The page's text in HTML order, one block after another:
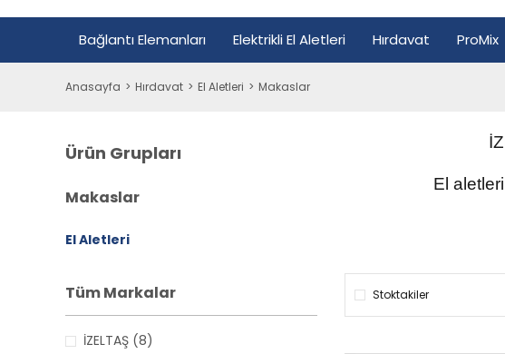
Bağlantı Elemanları Elektrikli El Aletleri Hırdavat ProMix
Anasayfa Hırdavat El Aletleri Makaslar
Ürün Grupları
Makaslar
El Aletleri
Tüm Markalar
İZELTAŞ (8)
El
Stoktakiler